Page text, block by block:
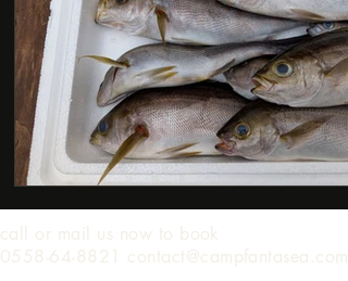
call or mail us now to book
0558-64-8821 contact@campfantasea.com